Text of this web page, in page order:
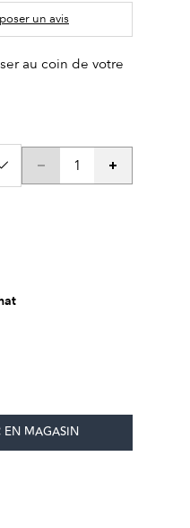
un avis
au coin de votre
EN MAGASIN